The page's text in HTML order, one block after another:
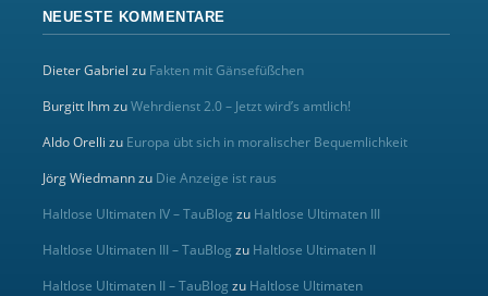
NEUESTE KOMMENTARE
Dieter Gabriel zu Fakten mit Gänsefüßchen
Burgitt IhmzuWehrdienst 2.0 – Jetzt wird’s amtlich!
Aldo Orelli zu Europa übt sich in moralischer Bequemlichkeit
Jörg Wiedmannzu Die Anzeige ist raus
Haltlose Ultimaten IV – TauBlog zu Haltlose Ultimaten III
Haltlose Ultimaten III – TauBlog zu Haltlose Ultimaten II
Haltlose Ultimaten II – TauBlog zu Haltlose Ultimaten